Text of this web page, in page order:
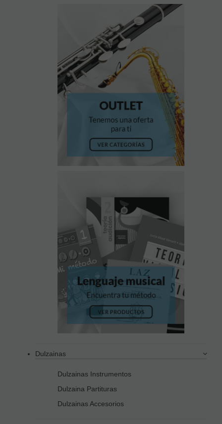
Dulzainas
Dulzainas Instrumentos
Dulzaina Partituras
Dulzainas Accesorios